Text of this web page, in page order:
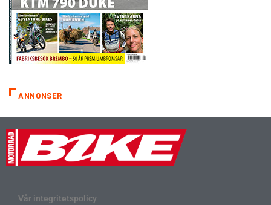
ANNONSER
Vår integritetspolicy